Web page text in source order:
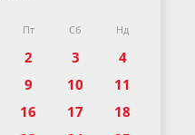
Пт Сб Нд
2 3
4
9 10
11
16 17
18